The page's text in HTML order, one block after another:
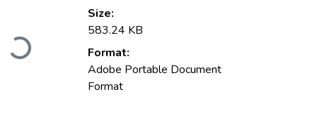
Loading...
Size:
583.24 KB
Format:
Adobe Portable Document
Format